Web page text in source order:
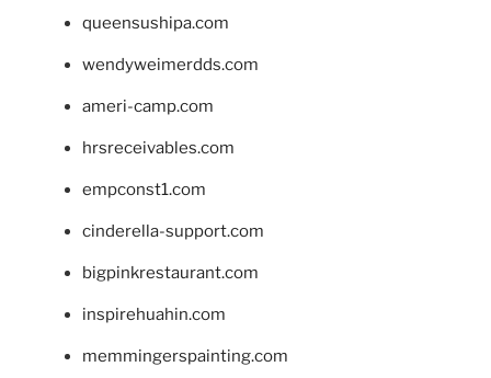
queensushipa.com
wendyweimerdds.com
ameri-camp.com
hrsreceivables.com
empconst1.com
cinderella-support.com
bigpinkrestaurant.com
inspirehuahin.com
memmingerspainting.com